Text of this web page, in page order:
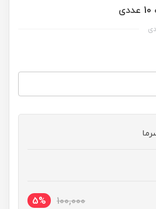
100,000
5%